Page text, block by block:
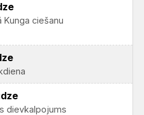
Kunga ciešanu
dievkalpojums